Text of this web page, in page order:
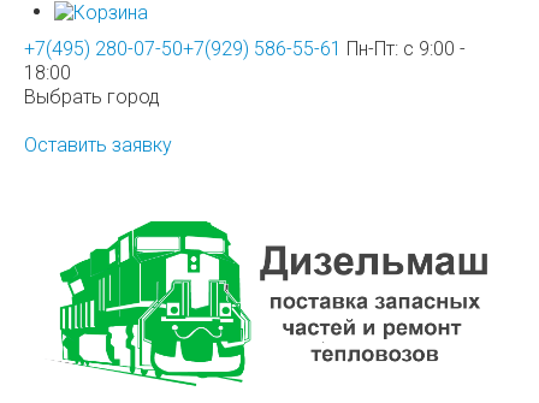
+7(495) 280-07-50+7(929) 586-55-61 Пн-Пт: с 9:00 -
18:00
Выбрать город
Оставить заявку